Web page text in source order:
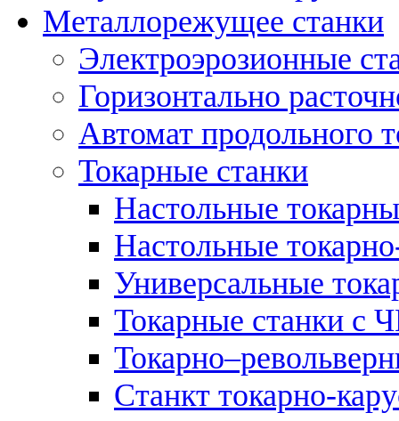
Металлорежущее станки
Электроэрозионные
Горизонтально
Автомат продольного
Токарные станки
Настольные
Настольные
Универсальные
Токарные станки с
Станкт токарно-